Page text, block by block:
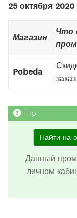
25 октября 2020
Магазин
Что
Pobeda
Найти на
Данный
личном